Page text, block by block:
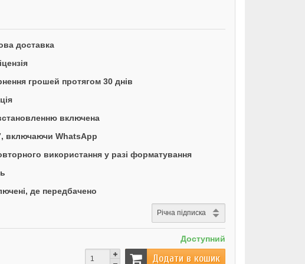
доставка
грошей протягом 30 днів
включена
включаючи WhatsApp
використання у разі форматування
де передбачено
Доступний
Додати в кошик